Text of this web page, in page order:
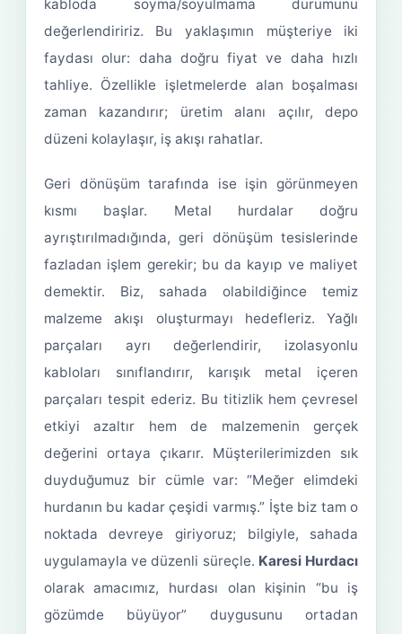
kabloda soyma/soyulmama durumunu
değerlendiririz. Bu yaklaşımın müşteriye iki
faydası olur: daha doğru fiyat ve daha hızlı
tahliye. Özellikle işletmelerde alan boşalması
zaman kazandırır; üretim alanı açılır, depo
düzeni kolaylaşır, iş akışı rahatlar.
Geri dönüşüm tarafında ise işin görünmeyen
kısmı başlar. Metal hurdalar doğru
ayrıştırılmadığında, geri dönüşüm tesislerinde
fazladan işlem gerekir; bu da kayıp ve maliyet
demektir. Biz, sahada olabildiğince temiz
malzeme akışı oluşturmayı hedefleriz. Yağlı
parçaları ayrı değerlendirir, izolasyonlu
kabloları sınıflandırır, karışık metal içeren
parçaları tespit ederiz. Bu titizlik hem çevresel
etkiyi azaltır hem de malzemenin gerçek
değerini ortaya çıkarır. Müşterilerimizden sık
duyduğumuz bir cümle var: “Meğer elimdeki
hurdanın bu kadar çeşidi varmış.” İşte biz tam o
noktada devreye giriyoruz; bilgiyle, sahada
uygulamayla ve düzenli süreçle. Karesi Hurdacı
olarak amacımız, hurdası olan kişinin “bu iş
gözümde büyüyor” duygusunu ortadan